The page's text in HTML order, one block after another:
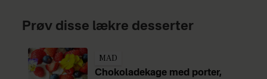
Prøv disse lækre desserter
MAD
Chokoladekage med porter,